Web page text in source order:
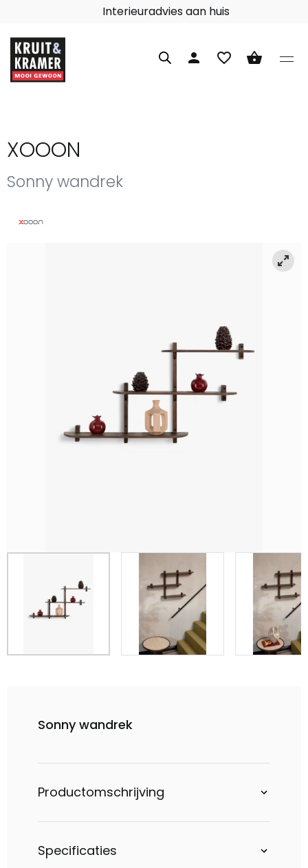
Interieuradvies aan huis
person favorite_border shopping_basket
XOOON
Sonny wandrek
Sonny wandrek
Productomschrijving
Specificaties